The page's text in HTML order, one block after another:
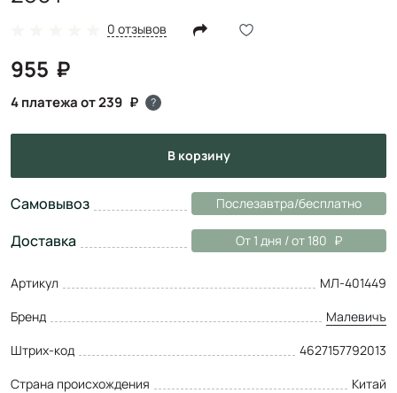
0 отзывов
955
4 платежа от 239 ?
в корзину
Самовывоз Послезавтра/бесплатно
Доставка От 1 дня / от 180
Артикул
МЛ-401449
Бренд
Малевичъ
Штрих-код
4627157792013
Страна происхождения
Китай